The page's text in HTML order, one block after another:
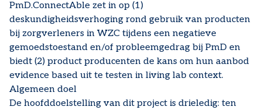
PmD.ConnectAble zet in op (1)
deskundigheidsverhoging rond gebruik van producten
bij zorgverleners in WZC tijdens een negatieve
gemoedstoestand en/of probleemgedrag bij PmD en
biedt (2) product producenten de kans om hun aanbod
evidence based uit te testen in living lab context.
Algemeen doel
De hoofddoelstelling van dit project is drieledig: ten